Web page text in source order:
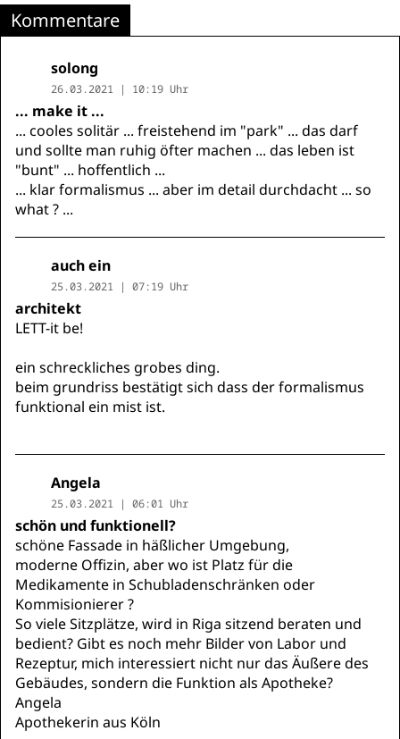
Kommentare
solong
26.03.2021 | 10:19 Uhr
... make it ...
... cooles solitär ... freistehend im "park" ... das darf
und sollte man ruhig öfter machen ... das leben ist
"bunt" ... hoffentlich ...
... klar formalismus ... aber im detail durchdacht ... so
what ? ...
auch ein
25.03.2021 | 07:19 Uhr
architekt
LETT-it be!
ein schreckliches grobes ding.
beim grundriss bestätigt sich dass der formalismus
funktional ein mist ist.
Angela
25.03.2021 | 06:01 Uhr
schön und funktionell?
schöne Fassade in häßlicher Umgebung,
moderne Offizin, aber wo ist Platz für die
Medikamente in Schubladenschränken oder
Kommisionierer ?
So viele Sitzplätze, wird in Riga sitzend beraten und
bedient? Gibt es noch mehr Bilder von Labor und
Rezeptur, mich interessiert nicht nur das Äußere des
Gebäudes, sondern die Funktion als Apotheke?
Angela
Apothekerin aus Köln